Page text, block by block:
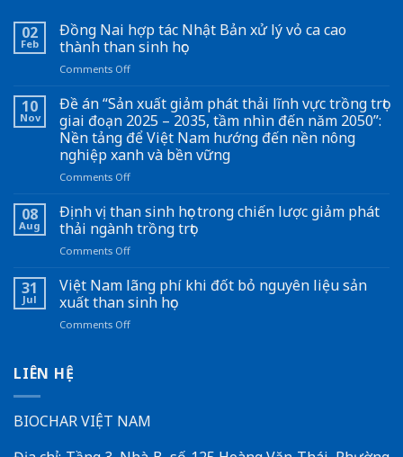
02
Feb
Đồng Nai hợp tác Nhật Bản xử lý vỏ ca cao
thành than sinh học
Comments Offon
Nai
hợp
tác
Nhật
Bản
xử
vỏ
ca
cao
thành
sinh
học
10
Nov
Đề án “Sản xuất giảm phát thải lĩnh vực trồng trọt
giai đoạn 2025 – 2035, tầm nhìn đến năm 2050”:
Nền tảng để Việt Nam hướng đến nền nông
nghiệp xanh và bền vững
Comments Offon
án
“Sản
xuất
giảm
thải
lĩnh
2035,
nhìn
08
Aug
Định vị than sinh học trong chiến lược giảm phát
thải ngành trồng trọt
Comments Offon
vị
than
sinh
học
thải
trồng
31
Jul
Việt Nam lãng phí khi đốt bỏ nguyên liệu sản
xuất than sinh học
Comments Offon
đốt
bỏ
LIÊN HỆ
BIOCHAR VIỆT NAM